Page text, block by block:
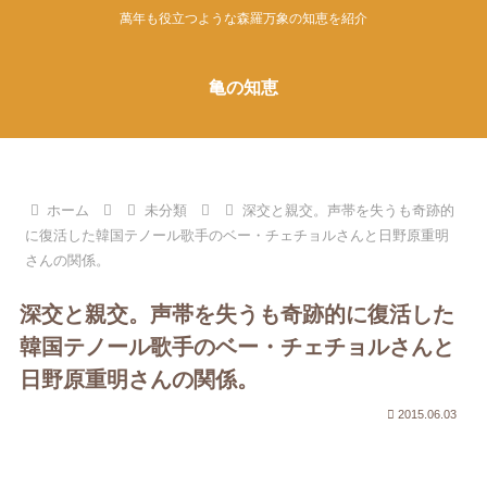
萬年も役立つような森羅万象の知恵を紹介
亀の知恵
ホーム 未分類
深交と親交。声帯を失うも奇跡的
に復活した韓国テノール歌手のベー・チェチョルさんと日野原重明
さんの関係。
深交と親交。声帯を失うも奇跡的に復活した
韓国テノール歌手のベー・チェチョルさんと
日野原重明さんの関係。
2015.06.03